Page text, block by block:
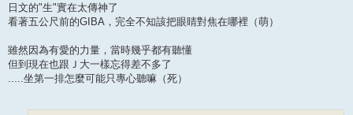
日文的"生"實在太傳神了
看著五公尺前的GIBA，完全不知該把眼睛對焦在哪裡（萌）
雖然因為有愛的力量，當時幾乎都有聽懂
但到現在也跟Ｊ大一樣忘得差不多了
.....坐第一排怎麼可能只專心聽嘛（死）